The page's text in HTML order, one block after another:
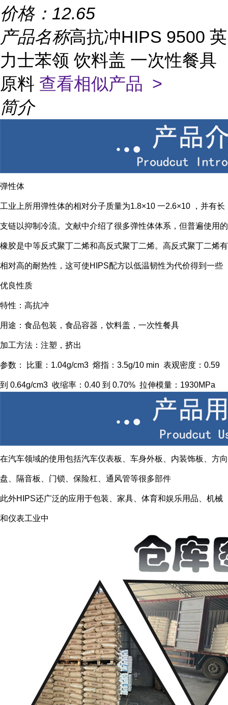
价格： 12.65
产品名称高抗冲HIPS 9500 英
力士苯领 饮料盖 一次性餐具
原料 查看相似产品 >
简介
弹性体
工业上所用弹性体的相对分子质量为1.8×10 一2.6×10 ，并有长
支链以抑制冷流。文献中介绍了很多弹性体体系，但普遍使用的
橡胶是中等反式聚丁二烯和高反式聚丁二烯。高反式聚丁二烯有
相对高的耐热性，这可使HIPS配方以低温韧性为代价得到一些
优良性质
特性：高抗冲
用途：食品包装，食品容器，饮料盖，一次性餐具
加工方法：注塑，挤出
参数： 比重：1.04g/cm3 熔指：3.5g/10 min 表观密度：0.59
到 0.64g/cm3 收缩率：0.40 到 0.70% 拉伸模量：1930MPa
在汽车领域的使用包括汽车仪表板、车身外板、内装饰板、方向
盘、隔音板、门锁、保险杠、通风管等很多部件
此外HIPS还广泛的应用于包装、家具、体育和娱乐用品、机械
和仪表工业中